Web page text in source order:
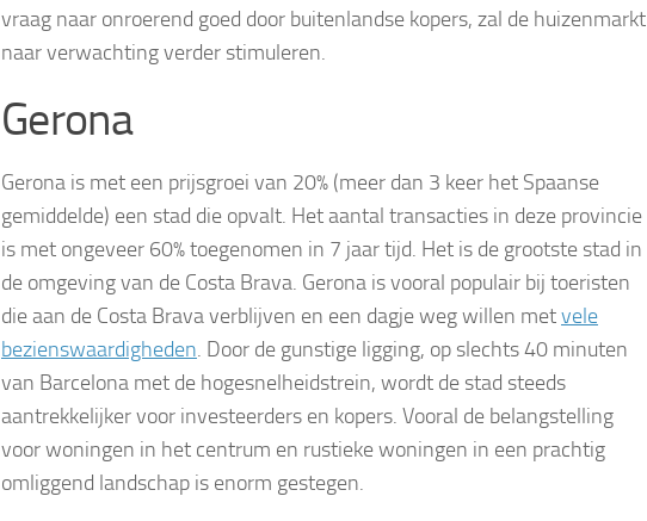
vraag naar onroerend goed door buitenlandse kopers, zal de huizenmarkt
naar verwachting verder stimuleren.
Gerona
Gerona is met een prijsgroei van 20% (meer dan 3 keer het Spaanse
gemiddelde) een stad die opvalt. Het aantal transacties in deze provincie
is met ongeveer 60% toegenomen in 7 jaar tijd. Het is de grootste stad in
de omgeving van de Costa Brava. Gerona is vooral populair bij toeristen
die aan de Costa Brava verblijven en een dagje weg willen metvele
bezienswaardigheden. Door de gunstige ligging, op slechts 40 minuten
van Barcelona met de hogesnelheidstrein, wordt de stad steeds
aantrekkelijker voor investeerders en kopers. Vooral de belangstelling
voor woningen in het centrum en rustieke woningen in een prachtig
omliggend landschap is enorm gestegen.